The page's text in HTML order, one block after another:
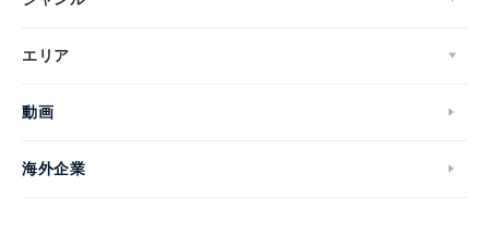
エリア
動画
海外企業